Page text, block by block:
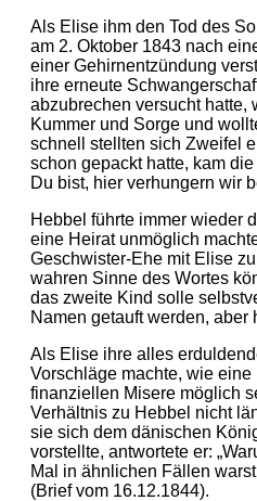
Als Elise ihm den Tod des
am 2. Oktober 1843 nach
einer Gehirnentzündung
ihre erneute
abzubrechen versucht hatte,
Kummer und Sorge und
schnell stellten sich Zweifel
schon gepackt hatte, kam
Du bist, hier verhungern wir
Hebbel führte immer wieder
eine Heirat unmöglich
Geschwister-Ehe mit Elise
wahren Sinne des Wortes
das zweite Kind solle
Namen getauft werden,
Als Elise ihre alles
Vorschläge machte, wie
finanziellen Misere möglich
Verhältnis zu Hebbel nicht
sie sich dem dänischen
vorstellte, antwortete er:
Mal in ähnlichen Fällen
(Brief vom 16.12.1844).